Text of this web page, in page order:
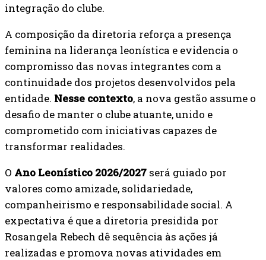
integração do clube.
A composição da diretoria reforça a presença
feminina na liderança leonística e evidencia o
compromisso das novas integrantes com a
continuidade dos projetos desenvolvidos pela
entidade. Nesse contexto, a nova gestão assume o
desafio de manter o clube atuante, unido e
comprometido com iniciativas capazes de
transformar realidades.
O Ano Leonístico 2026/2027 será guiado por
valores como amizade, solidariedade,
companheirismo e responsabilidade social. A
expectativa é que a diretoria presidida por
Rosangela Rebech dê sequência às ações já
realizadas e promova novas atividades em